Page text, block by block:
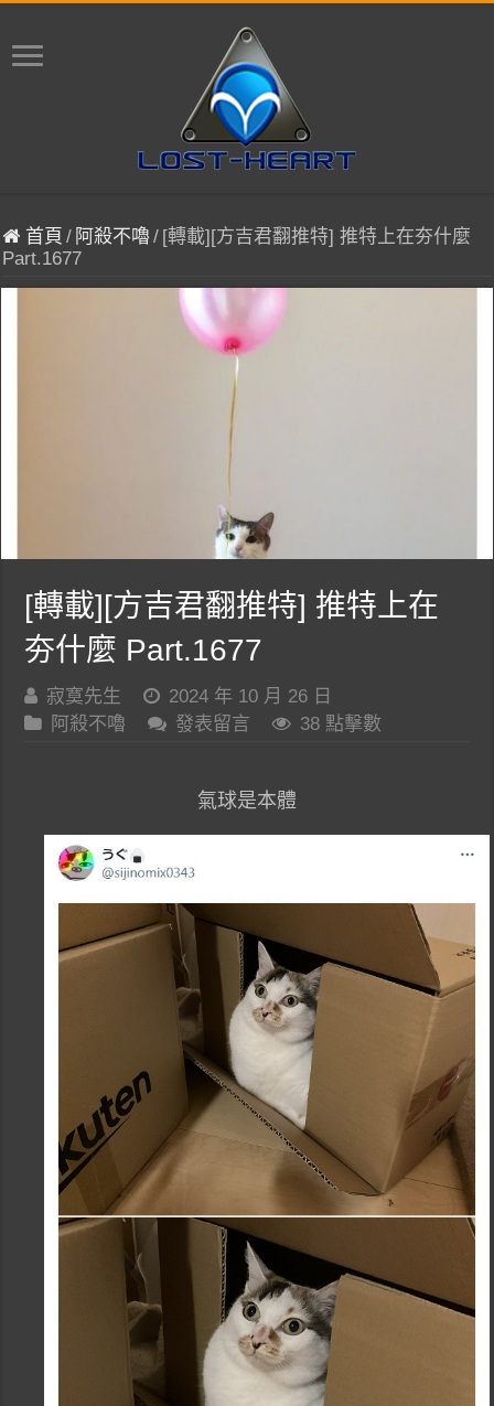
首頁 / 阿殺不嚕/ [轉載][方吉君翻推特] 推特上在夯什麼
Part.1677
[轉載][方吉君翻推特] 推特上在
夯什麼 Part.1677
寂寞先生
2024 年 10 月 26 日
阿殺不嚕
發表留言 38 點擊數
氣球是本體